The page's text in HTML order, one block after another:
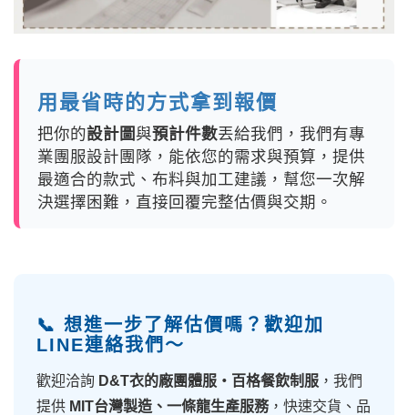
用最省時的方式拿到報價
把你的設計圖與預計件數丟給我們，我們有專
業團服設計團隊，能依您的需求與預算，提供
最適合的款式、布料與加工建議，幫您一次解
決選擇困難，直接回覆完整估價與交期。
📞 想進一步了解估價嗎？歡迎加
LINE連絡我們～
歡迎洽詢 D&T衣的廠團體服・百格餐飲制服 ，我們
提供 MIT台灣製造、一條龍生產服務，快速交貨、品